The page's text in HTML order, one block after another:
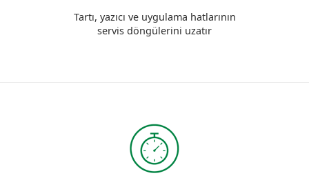
Tartı, yazıcı ve uygulama hatlarının
servis döngülerini uzatır